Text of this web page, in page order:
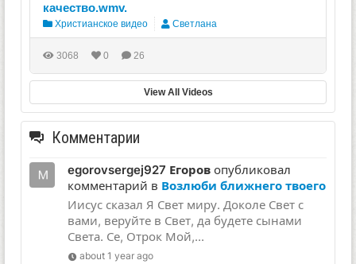
качество.wmv.
Христианское видео Светлана
3068 0 26
View All Videos
Комментарии
egorovsergej927 Егоров опубликовал
комментарий в Возлюби ближнего твоего
Иисус сказал Я Свет миру. Доколе Свет с
вами, веруйте в Свет, да будете сынами
Света. Се, Отрок Мой,...
about 1 year ago